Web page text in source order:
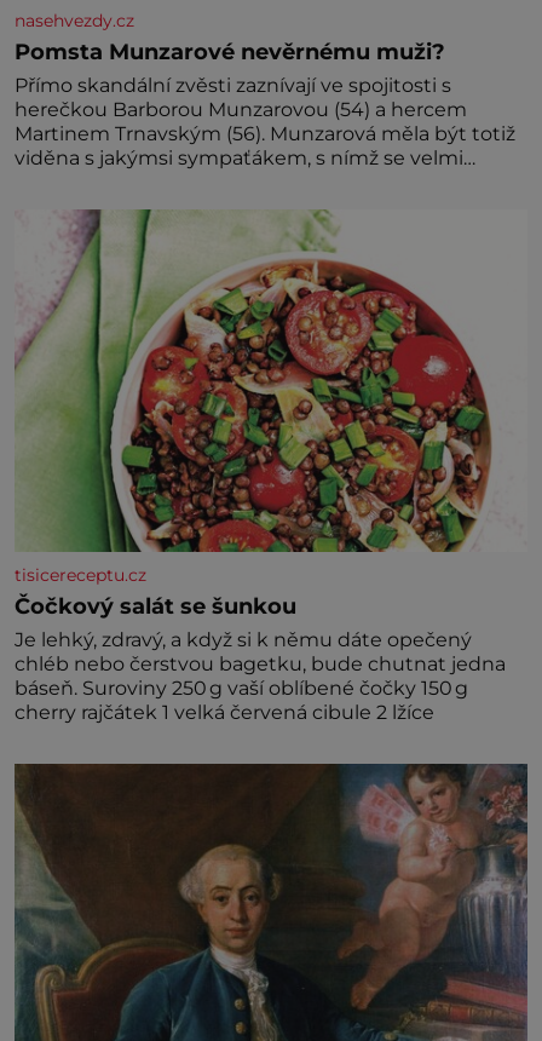
nasehvezdy.cz
Pomsta Munzarové nevěrnému muži?
Přímo skandální zvěsti zaznívají ve spojitosti s
herečkou Barborou Munzarovou (54) a hercem
Martinem Trnavským (56). Munzarová měla být totiž
viděna s jakýmsi sympaťákem, s nímž se velmi
tisicereceptu.cz
Čočkový salát se šunkou
Je lehký, zdravý, a když si k němu dáte opečený
chléb nebo čerstvou bagetku, bude chutnat jedna
báseň. Suroviny 250 g vaší oblíbené čočky 150 g
cherry rajčátek 1 velká červená cibule 2 lžíce